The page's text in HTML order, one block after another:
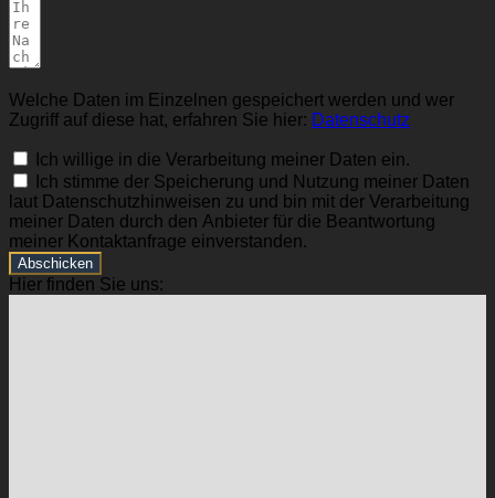
Welche Daten im Einzelnen gespeichert werden und wer
Zugriff auf diese hat, erfahren Sie hier: Datenschutz
Ich willige in die Verarbeitung meiner Daten ein.
Ich stimme der Speicherung und Nutzung meiner Daten
laut Datenschutzhinweisen zu und bin mit der Verarbeitung
meiner Daten durch den Anbieter für die Beantwortung
meiner Kontaktanfrage einverstanden.
Abschicken
Hier finden Sie uns: